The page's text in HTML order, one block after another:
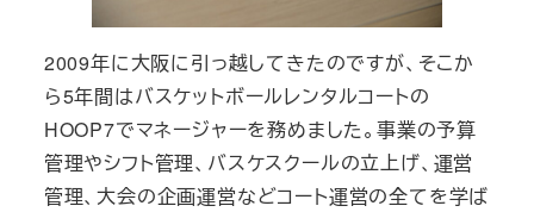
2009年に大阪に引っ越してきたのですが、そこか
ら5年間はバスケットボールレンタルコートの
HOOP7でマネージャーを務めました。事業の予算
管理やシフト管理、バスケスクールの立上げ、運営
管理、大会の企画運営などコート運営の全てを学ば